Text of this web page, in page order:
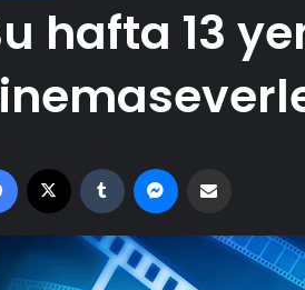
hafta 13
Facebook Tumblr